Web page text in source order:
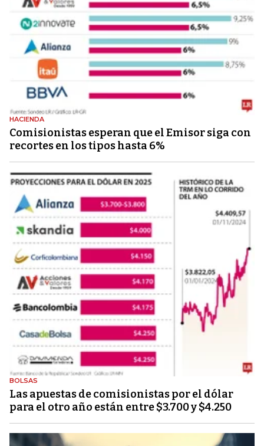
HACIENDA
Comisionistas esperan que el Emisor siga con
recortes en los tipos hasta 6%
BOLSAS
Las apuestas de comisionistas por el dólar
para el otro año están entre $3.700 y $4.250